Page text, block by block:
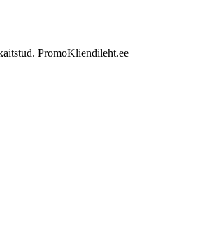
PromoKliendileht.ee